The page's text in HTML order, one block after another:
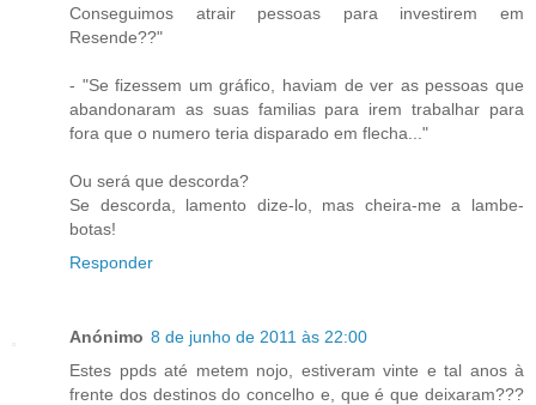
Conseguimos atrair pessoas para investirem em
Resende??"
- "Se fizessem um gráfico, haviam de ver as pessoas que
abandonaram as suas familias para irem trabalhar para
fora que o numero teria disparado em flecha..."
Ou será que descorda?
Se descorda, lamento dize-lo, mas cheira-me a lambe-
botas!
Responder
Anónimo 8 de junho de 2011 às 22:00
Estes ppds até metem nojo, estiveram vinte e tal anos à
frente dos destinos do concelho e, que é que deixaram???